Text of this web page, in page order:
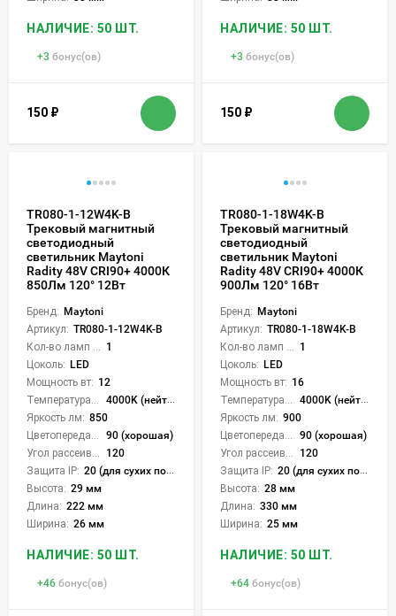
НАЛИЧИЕ: 50 ШТ.
+3 бонус(ов)
150 ₽
НАЛИЧИЕ: 50 ШТ.
+3 бонус(ов)
150 ₽
TR080-1-12W4K-B
Трековый магнитный
светодиодный
светильник Maytoni
Radity 48V CRI90+ 4000К
850Лм 120° 12Вт
Бренд: Maytoni
Артикул: TR080-1-12W4K-B
1
Цоколь: LED
Мощность вт: 12
4000K (нейтральный)
Яркость лм: 850
90 (хорошая)
120
Защита IP: 20 (для сухих пом.)
Высота: 29 мм
Длина: 222 мм
Ширина: 26 мм
НАЛИЧИЕ: 50 ШТ.
+46 бонус(ов)
TR080-1-18W4K-B
Трековый магнитный
светодиодный
светильник Maytoni
Radity 48V CRI90+ 4000К
900Лм 120° 16Вт
Бренд: Maytoni
Артикул: TR080-1-18W4K-B
1
Цоколь: LED
Мощность вт: 16
4000K (нейтральный)
Яркость лм: 900
90 (хорошая)
120
Защита IP: 20 (для сухих пом.)
Высота: 28 мм
Длина: 330 мм
Ширина: 25 мм
НАЛИЧИЕ: 50 ШТ.
+64 бонус(ов)